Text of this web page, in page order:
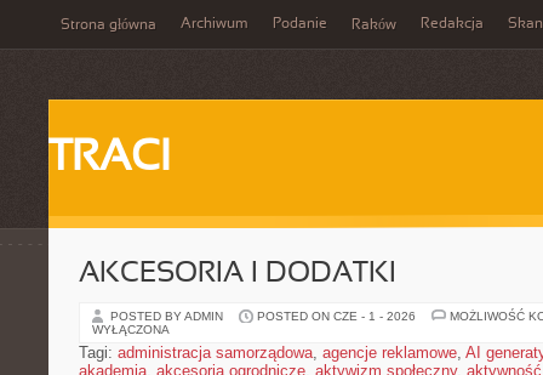
Strona główna Archiwum Podanie Raków Redakcja
TRACI
AKCESORIA I DODATKI
POSTED BY ADMIN POSTED ON CZE - 1 - 2026
MOŻLIWOŚĆ
WYŁĄCZONA
Tagi: administracja samorządowa, agencje reklamowe, AI
akademia, akcesoria ogrodnicze, aktywizm społeczny,